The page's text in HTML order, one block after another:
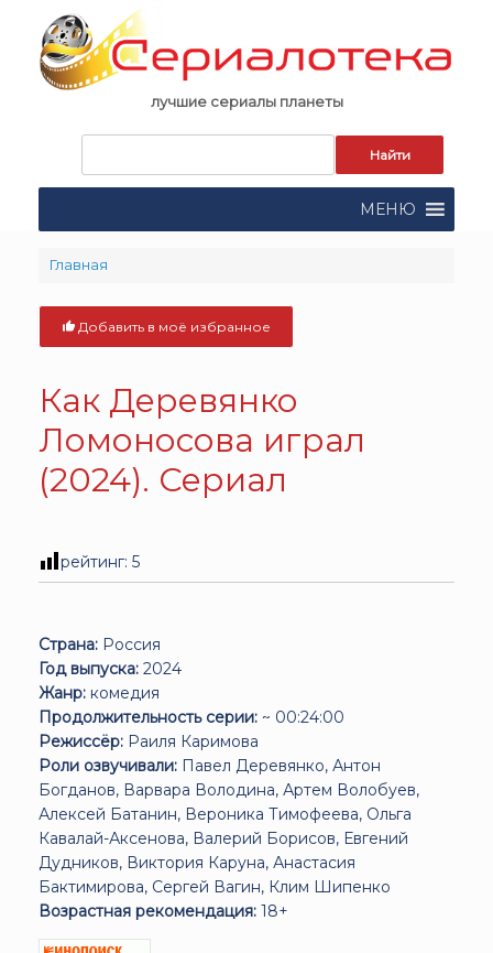
content
лучшие сериалы планеты
поиска:
МЕНЮ
Главная
Добавить в моё избранное
Как Деревянко
Ломоносова играл
(2024). Сериал
рейтинг: 5
Страна: Россия
Год выпуска: 2024
Жанр: комедия
Продолжительность серии: ~ 00:24:00
Режиссёр: Раиля Каримова
Роли озвучивали: Павел Деревянко, Антон
Богданов, Варвара Володина, Артем Волобуев,
Алексей Батанин, Вероника Тимофеева, Ольга
Кавалай-Аксенова, Валерий Борисов, Евгений
Дудников, Виктория Каруна, Анастасия
Бактимирова, Сергей Вагин, Клим Шипенко
Возрастная рекомендация: 18+